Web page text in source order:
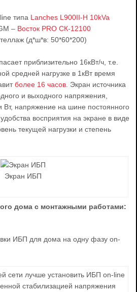
типа Lanches L900II-H 10kVa
– Восток PRO СК-12100
(д*ш*в: 50*60*200)
приблизительно 16кВт/ч, т.е.
средней нагрузке в 1кВт время
более 16 часов . Экран источника
и выходного напряжения,
Вт, напряжение на шине постоянного
восприятия на экране в виде
текущей нагрузки и степень
Экран ИБП
дома с монтажными работами:
ИБП для дома на одну фазу on-